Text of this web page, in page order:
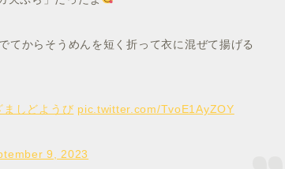
てからそうめんを短く折って衣に混ぜて揚げる
ましどようび pic.twitter.com/TvoE1AyZOY
9, 2023